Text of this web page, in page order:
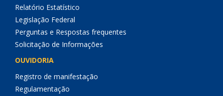
Relatório Estatístico
Legislação Federal
Perguntas e Respostas frequentes
Solicitação de Informações
OUVIDORIA
Registro de manifestação
Regulamentação